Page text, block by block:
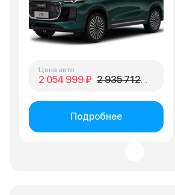
Цена авто
2 054 999 ₽ 2 935 712 ₽
Подробнее